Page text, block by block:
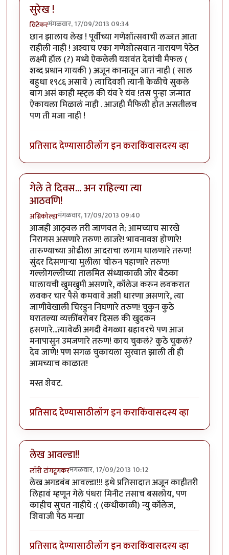
सुरेख !
विटेकरमंगळवार, 17/09/2013 09:34
छान झालाय लेख ! पूर्वीच्या गणेशॉत्सवाची लज्जत आता
राहीली नाही ! अश्याच एका गणेशोत्सवात नारायण पेठेत
लक्ष्मी हॉल (?) मध्ये ऐकलेली यशवंत देवांची मैफल (
शब्द प्रधान गायकी ) अजून कानातून जात नाही ( साल
बहुधा १९८६ असावे ) त्यादिवशी त्यानी केळीचे सुकले
बाग असं काही म्ह्ट्ल की यंव रे यंव !तस पुन्हा जन्मात
ऐकायला मिळालं नाही . आजही मैफिली होत असतीलच
पण ती मजा नाही !
प्रतिसाद देण्यासाठीलॉग इन कराकिंवासदस्य व्हा
गेले ते दिवस... अन राहिल्या त्या
आठवणि!
अग्निकोल्हामंगळवार, 17/09/2013 09:40
आजही आठ्वल तरी जाणवत ते; आमच्याच सारखे
निरागस असणारे तरुण! लाजरे! भावनावश होणारे!
तारुण्याच्या ओढीला आदराचा लगाम घालणारे तरुण!
सुंदर दिसणार्‍या मुलीला चोरुन पहाणारे तरुण!
गल्लोगल्लीच्या तालमित संध्याकाळी जोर बैठका
घालायची खुमखुमी असणारे, कॉलेज करुन लवकरात
लवकर चार पैसे कमवावे अशी धारणा असणारे, त्या
जाणीवेखाली चिरडुन निघणारे तरुण! चुकुन कुठे
घरातल्या व्यक्तींबरोबर दिसल की खुदकन
हसणारे...त्यावेळी अगदी वेगळ्या ग्रहावरचे पण आज
मनापासुन उमजणारे तरुण! काय चुकलं? कुठे चुकलं?
देव जाणे! पण सगळ चुकायला सुरवात झाली ती ही
आमच्याच काळात!
मस्त शेवट.
प्रतिसाद देण्यासाठीलॉग इन कराकिंवासदस्य व्हा
लेख आवल्डा!!
लॉरी टांगटूंगकरमंगळवार, 17/09/2013 10:12
लेख अगडबंब आवल्डा!!! इथे प्रतिसादात अजून काहीतरी
लिहावं म्हणून गेले पंधरा मिनीट तसाच बसलोय, पण
काहीच सुचत नाहीये :( (कधीकाळी) न्यु कॉलेज,
शिवाजी पेठ मन्द्या
प्रतिसाद देण्यासाठीलॉग इन कराकिंवासदस्य व्हा